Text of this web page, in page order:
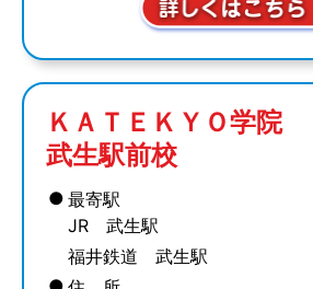
ＫＡＴＥＫＹＯ学院
武生駅前校
● 最寄駅
JR 武生駅
福井鉄道 武生駅